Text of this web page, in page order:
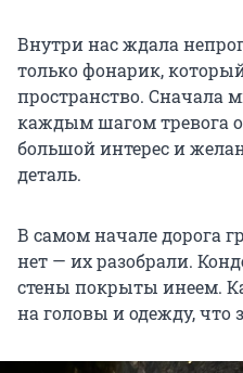
Внутри нас ждала
только фонарик,
пространство. Сначала
каждым шагом тревога
большой интерес и
деталь.
В самом начале дорога
нет — их разобрали.
стены покрыты инеем.
на головы и одежду, что